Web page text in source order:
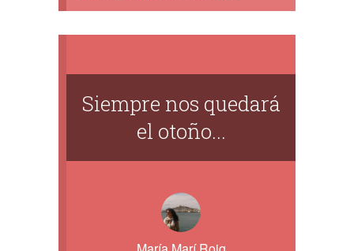
Siempre nos quedará
el otoño...